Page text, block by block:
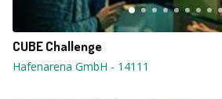
CUBE Challenge
Hafenarena GmbH - 14111